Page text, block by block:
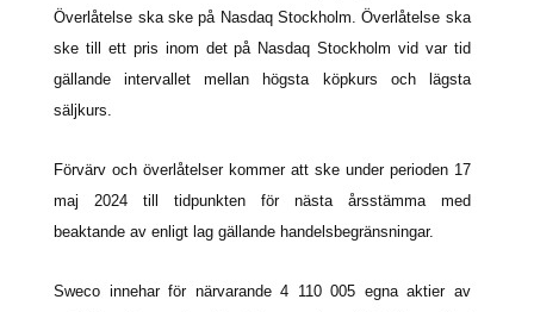
Överlåtelse ska ske på Nasdaq Stockholm. Överlåtelse ska
ske till ett pris inom det på Nasdaq Stockholm vid var tid
gällande intervallet mellan högsta köpkurs och lägsta
säljkurs.
Förvärv och överlåtelser kommer att ske under perioden 17
maj 2024 till tidpunkten för nästa årsstämma med
beaktande av enligt lag gällande handelsbegränsningar.
Sweco innehar för närvarande 4 110 005 egna aktier av